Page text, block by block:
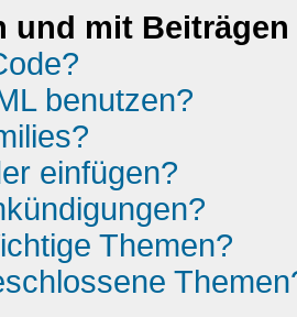
und mit
benutzen?
einfügen?
Themen?